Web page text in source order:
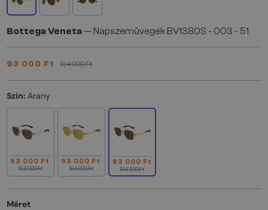
Bottega Veneta — Napszemüvegek BV1380S - 003 - 51
93 000 Ft 104 000 Ft
Szín: Arany
93 000 Ft
104 000 Ft
93 000 Ft
104 000 Ft
93 000 Ft
104 000 Ft
Méret